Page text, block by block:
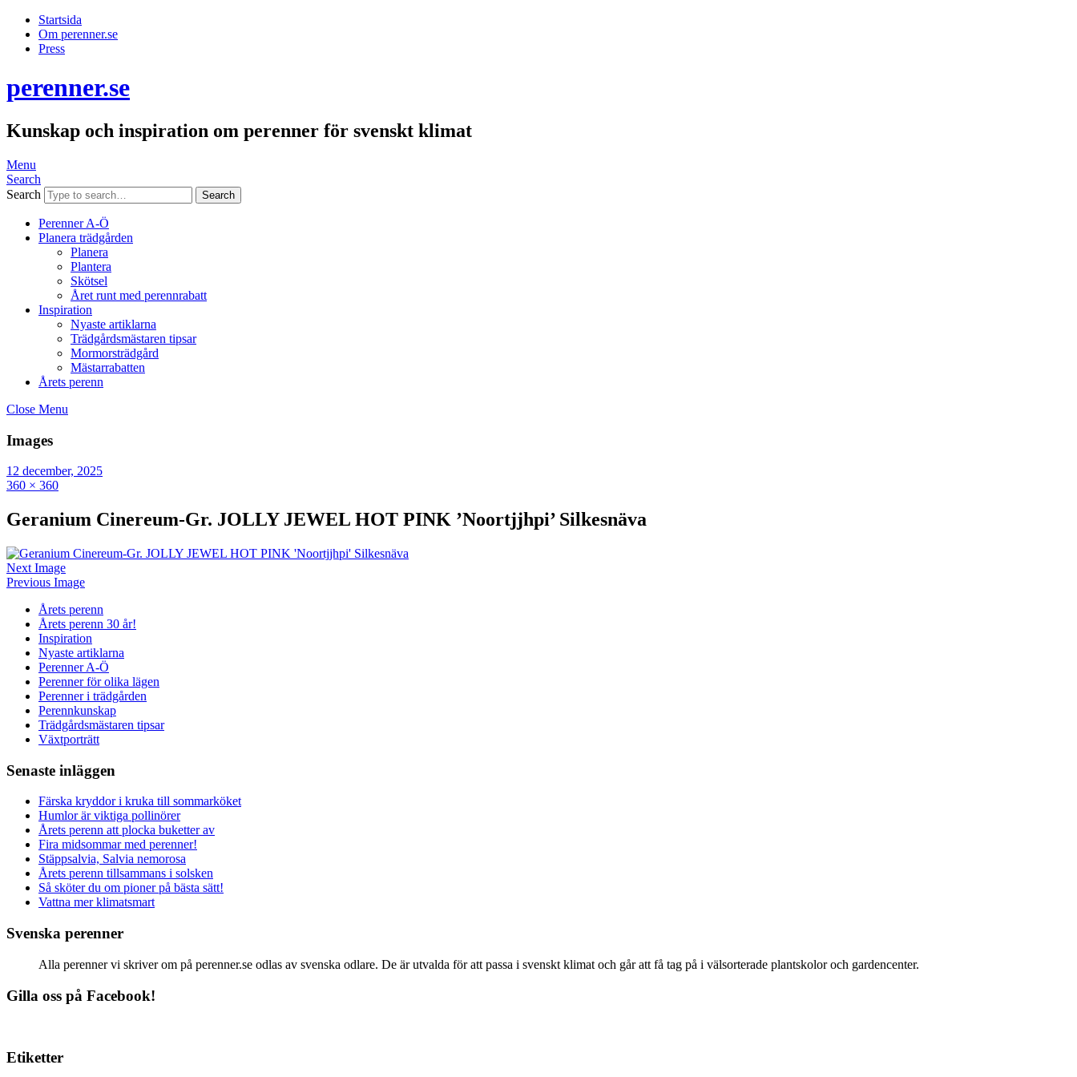
Startsida
Om perenner.se
Press
perenner.se
Kunskap och inspiration om perenner för svenskt klimat
Menu
Search
Search
Perenner A-Ö
Planera trädgården
Planera
Plantera
Skötsel
Året runt med perennrabatt
Inspiration
Nyaste artiklarna
Trädgårdsmästaren tipsar
Mormorsträdgård
Mästarrabatten
Årets perenn
Close Menu
Images
12 december, 2025
360 × 360
Geranium Cinereum-Gr. JOLLY JEWEL HOT PINK ’Noortjjhpi’ Silkesnäva
Next Image
Previous Image
Årets perenn
Årets perenn 30 år!
Inspiration
Nyaste artiklarna
Perenner A-Ö
Perenner för olika lägen
Perenner i trädgården
Perennkunskap
Trädgårdsmästaren tipsar
Växtporträtt
Senaste inläggen
Färska kryddor i kruka till sommarköket
Humlor är viktiga pollinörer
Årets perenn att plocka buketter av
Fira midsommar med perenner!
Stäppsalvia, Salvia nemorosa
Årets perenn tillsammans i solsken
Så sköter du om pioner på bästa sätt!
Vattna mer klimatsmart
Svenska perenner
Alla perenner vi skriver om på perenner.se odlas av svenska odlare. De är utvalda för att passa i svenskt klimat och går att få tag på i välsorterade plantskolor och gardencenter.
Gilla oss på Facebook!
Etiketter